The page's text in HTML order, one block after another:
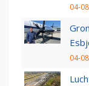
04-
04-